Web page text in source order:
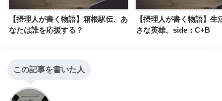
【摂理人が書く物語】箱根駅伝、あ
なたは誰を応援する？
【摂理人が書く物語】生
さな英雄。side：C+B
この記事を書いた人